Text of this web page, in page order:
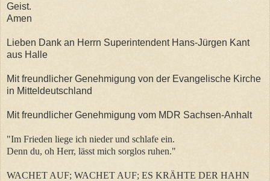
Geist.
Amen
Lieben Dank an Herrn Superintendent Hans-Jürgen Kant
aus Halle
Mit freundlicher Genehmigung von der Evangelische Kirche
in Mitteldeutschland
Mit freundlicher Genehmigung vom MDR Sachsen-Anhalt
"Im Frieden liege ich nieder und schlafe ein.
Denn du, oh Herr, lässt mich sorglos ruhen."
WACHET AUF; WACHET AUF; ES KRÄHTE DER HAHN